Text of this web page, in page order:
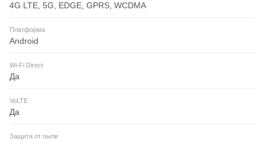
4G LTE, 5G, EDGE, GPRS, WCDMA
Платформа
Android
Wi-Fi Direct
Да
VoLTE
Да
Защита от пыли